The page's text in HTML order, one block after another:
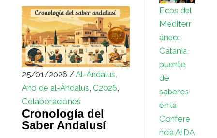
25/01/2026 /Al-Ándalus
Año de al-Ándalus C2026
Colaboraciones
Cronología del
Saber Andalusí
Ecos del
Mediterr
áneo:
Catania,
puente
de
saberes
en la
Confere
ncia AIDA